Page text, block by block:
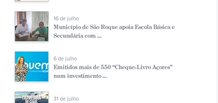
16 de julho
Município de São Roque apoia Escola Básica e
Secundária com ...
6 de julho
Emitidos mais de 550 “Cheque-Livro Açores”
num investimento ...
31 de julho